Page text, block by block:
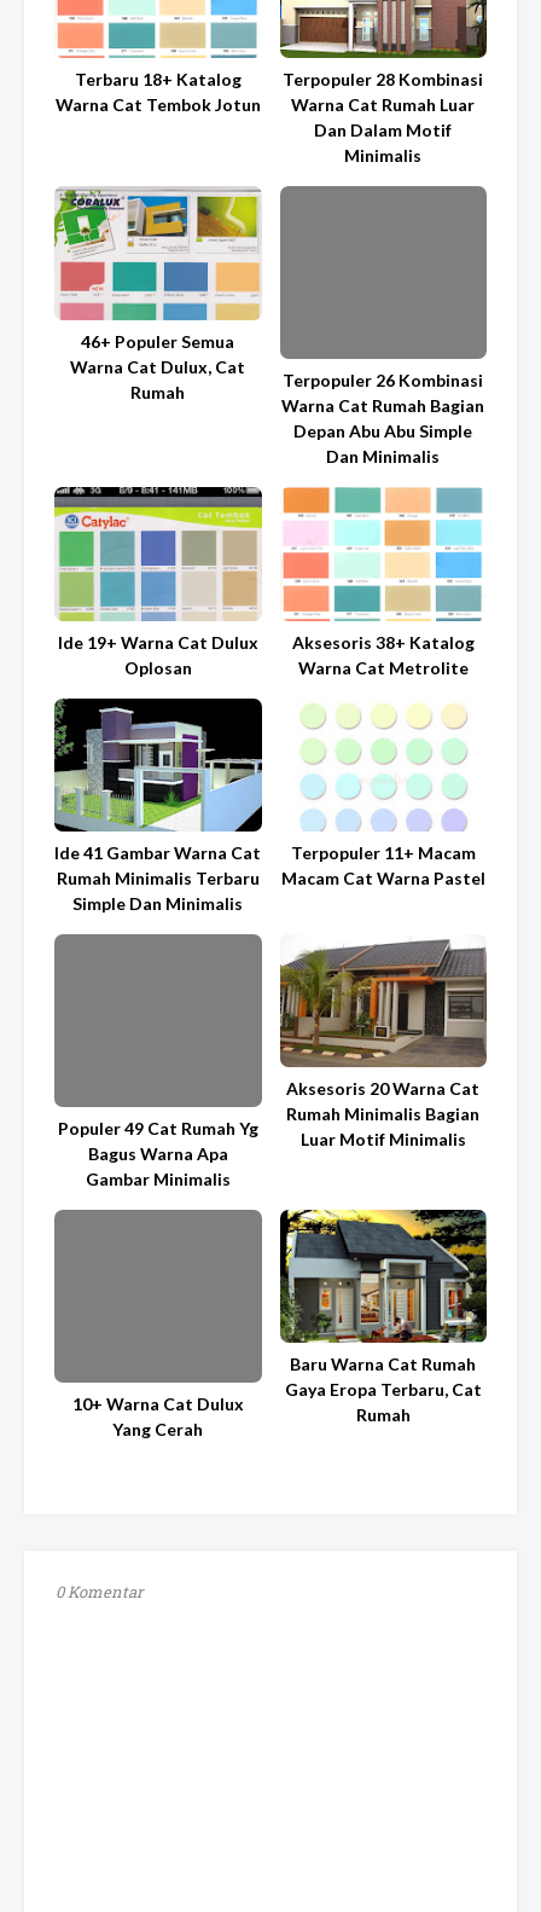
Terbaru 18+ Katalog
Warna Cat Tembok Jotun
Terpopuler 28 Kombinasi
Warna Cat Rumah Luar
Dan Dalam Motif
Minimalis
46+ Populer Semua
Warna Cat Dulux, Cat
Rumah
Terpopuler 26 Kombinasi
Warna Cat Rumah Bagian
Depan Abu Abu Simple
Dan Minimalis
Ide 19+ Warna Cat Dulux
Oplosan
Aksesoris 38+ Katalog
Warna Cat Metrolite
Ide 41 Gambar Warna Cat
Rumah Minimalis Terbaru
Simple Dan Minimalis
Terpopuler 11+ Macam
Macam Cat Warna Pastel
Populer 49 Cat Rumah Yg
Bagus Warna Apa
Gambar Minimalis
Aksesoris 20 Warna Cat
Rumah Minimalis Bagian
Luar Motif Minimalis
10+ Warna Cat Dulux
Yang Cerah
Baru Warna Cat Rumah
Gaya Eropa Terbaru, Cat
Rumah
0 Komentar